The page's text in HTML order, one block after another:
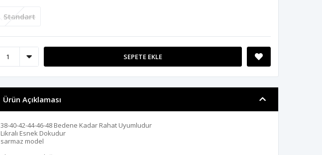
Standart
SEPETE EKLE
Ürün Açıklaması
38-40-42-44-46-48 Bedene Kadar Rahat Uyumludur
Likralı Esnek Dokudur
sarmaz model